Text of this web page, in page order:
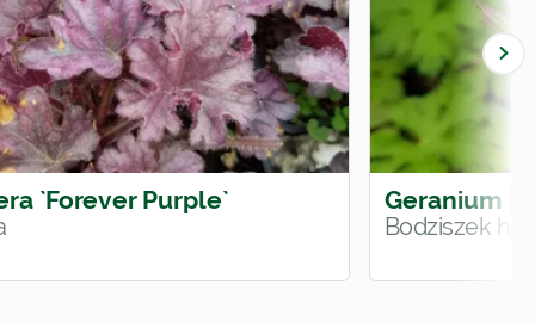
`Forever Purple` Geranium
Bodziszek